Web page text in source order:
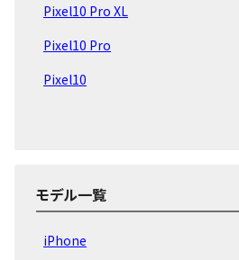
Pixel10 Pro XL
Pixel10 Pro
Pixel10
Pixel9 Pro XL
Pixel9
モデル一覧
iPhone